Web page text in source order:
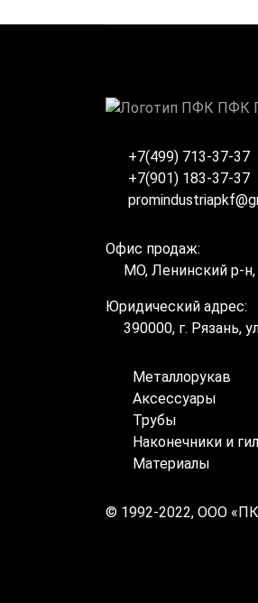
+7(499) 713-37-37
+7(901) 183-37-37
Офис продаж:
МО, Ленинский р-
Юридический адрес:
390000, г. Рязань,
Металлорукав
Аксессуары
Трубы
Наконечники и
Материалы
© 1992-2022, ООО